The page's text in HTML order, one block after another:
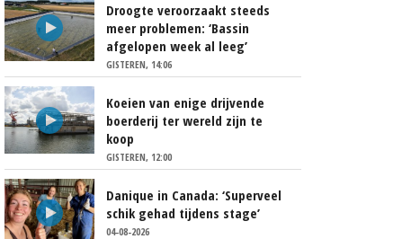
Droogte veroorzaakt steeds
meer problemen: ‘Bassin
afgelopen week al leeg’
GISTEREN, 14:06
Koeien van enige drijvende
boerderij ter wereld zijn te
koop
GISTEREN, 12:00
Danique in Canada: ‘Superveel
schik gehad tijdens stage’
04-08-2026